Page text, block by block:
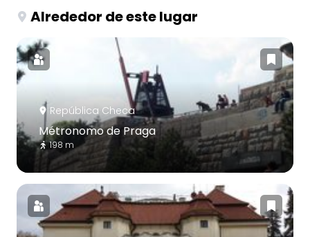
Alrededor de este lugar
República Checa
Métronomo de Praga
198 m